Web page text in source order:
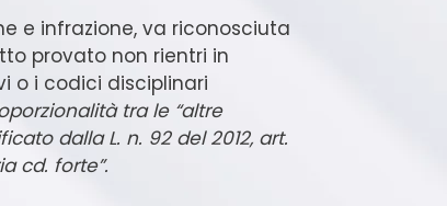
e infrazione, va riconosciuta
provato non rientri in
o i codici disciplinari
tra le “altre
dalla L. n. 92 del 2012, art.
cd. forte”.